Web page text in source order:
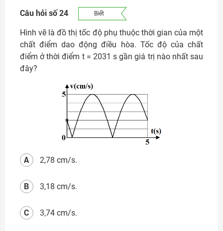
Câu hỏi số 24 Biết
Hình vẽ là đồ thị tốc độ phụ thuộc thời gian của một
chất điểm dao động điều hòa. Tốc độ của chất
điểm ở thời điểm t = 2031 s gần giá trị nào nhất sau
đây?
2,78 cm/s.
A
3,18 cm/s.
B
3,74 cm/s.
C